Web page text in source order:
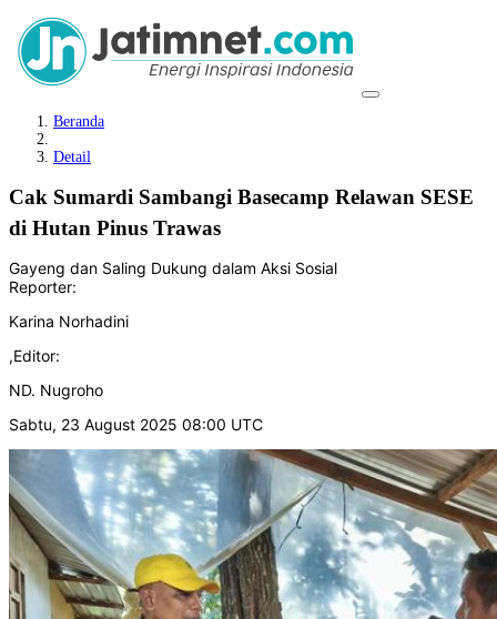
Beranda
Detail
Cak Sumardi Sambangi Basecamp Relawan SESE
di Hutan Pinus Trawas
Gayeng dan Saling Dukung dalam Aksi Sosial
Reporter:
Karina Norhadini
,Editor:
ND. Nugroho
Sabtu, 23 August 2025 08:00 UTC